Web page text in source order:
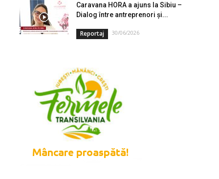
Caravana HORA a ajuns la Sibiu –
Dialog între antreprenori și...
Reportaj 30/06/2026